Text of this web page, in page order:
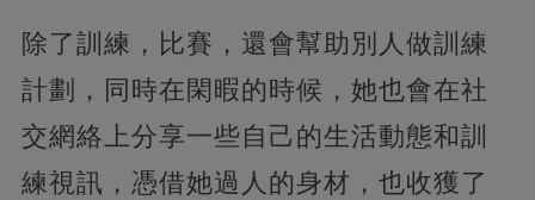
除了訓練，比賽，還會幫助別人做訓練
計劃，同時在閑暇的時候，她也會在社
交網絡上分享一些自己的生活動態和訓
練視訊，憑借她過人的身材，也收獲了